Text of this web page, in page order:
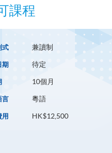
課程
式 兼讀制
期 待定
10個月
言 粵語
用 HK$12,500